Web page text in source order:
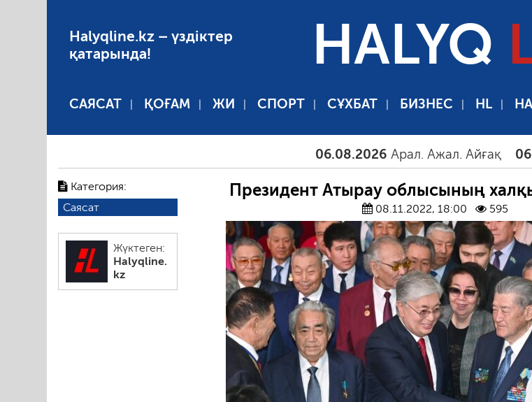
Halyqline.kz – үздіктер
қатарында!
HALYQ
САЯСАТ ҚОҒАМ ЖИ СПОРТ СҰХБАТ БИЗНЕС HL
06.08.2026 Арал. Ажал. Айғақ 06.08.2026
Категория:
Саясат
Жүктеген:
Halyqline.
kz
Президент Атырау облысының
08.11.2022, 18:00 595